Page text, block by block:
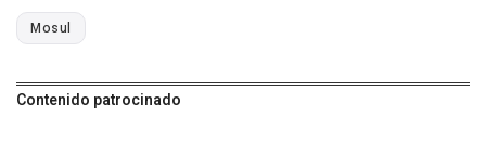
Mosul
Contenido patrocinado